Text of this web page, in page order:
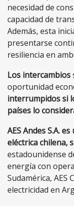
necesidad de
capacidad de
Además, esta
presentarse
resiliencia en
Los intercambios
oportunidad
interrumpidos si
países lo
AES Andes S.A.
eléctrica chilena,
estadounidense
energía con
Sudamérica, AES
electricidad en